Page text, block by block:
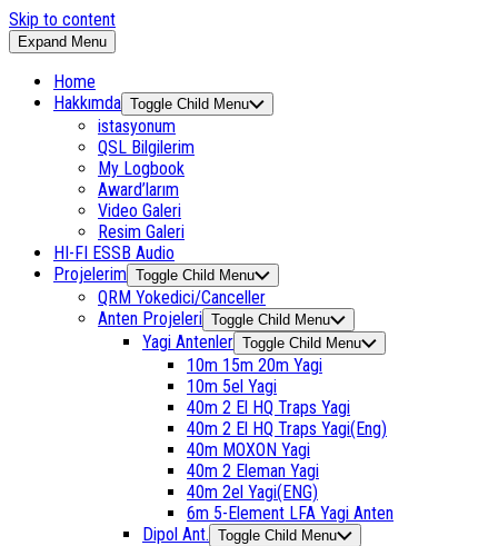
Skip to content
Expand Menu
Home
Hakkımda Toggle Child Menu
istasyonum
QSL Bilgilerim
My Logbook
Award’larım
Video Galeri
Resim Galeri
HI-FI ESSB Audio
Projelerim Toggle Child Menu
QRM Yokedici/Canceller
Anten Projeleri Toggle Child Menu
Yagi Antenler Toggle Child Menu
10m 15m 20m Yagi
10m 5el Yagi
40m 2 El HQ Traps Yagi
40m 2 El HQ Traps Yagi(Eng)
40m MOXON Yagi
40m 2 Eleman Yagi
40m 2el Yagi(ENG)
6m 5-Element LFA Yagi Anten
Dipol Ant. Toggle Child Menu